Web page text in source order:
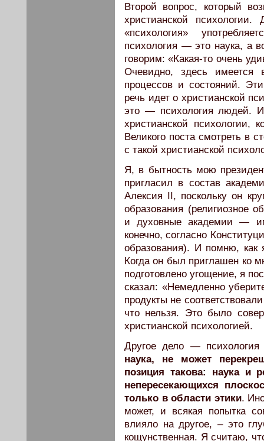
Второй вопрос, который
христианской
«психология»
психология — это наука, а
говорим: «Какая-то очень
Очевидно, здесь имеется
процессов и состояний.
речь идет о христианской
это — психология людей.
христианской психологии,
Великого поста смотреть в
с такой христианской
Я, в бытность мою
пригласил в состав
Алексия II, поскольку он
образования (религиозное
и духовные академии —
конечно, согласно
образования). И помню, как
Когда он был приглашен ко
подготовлено угощение, я
сказал: «Немедленно
продукты не
что нельзя. Это было
христианской психологией.
Другое дело —
наука, не может
позиция такова: наука и
непересекающихся
только в области этики.
может, и всякая попытка
влияло на другое, – это
кощунственная. Я считаю,